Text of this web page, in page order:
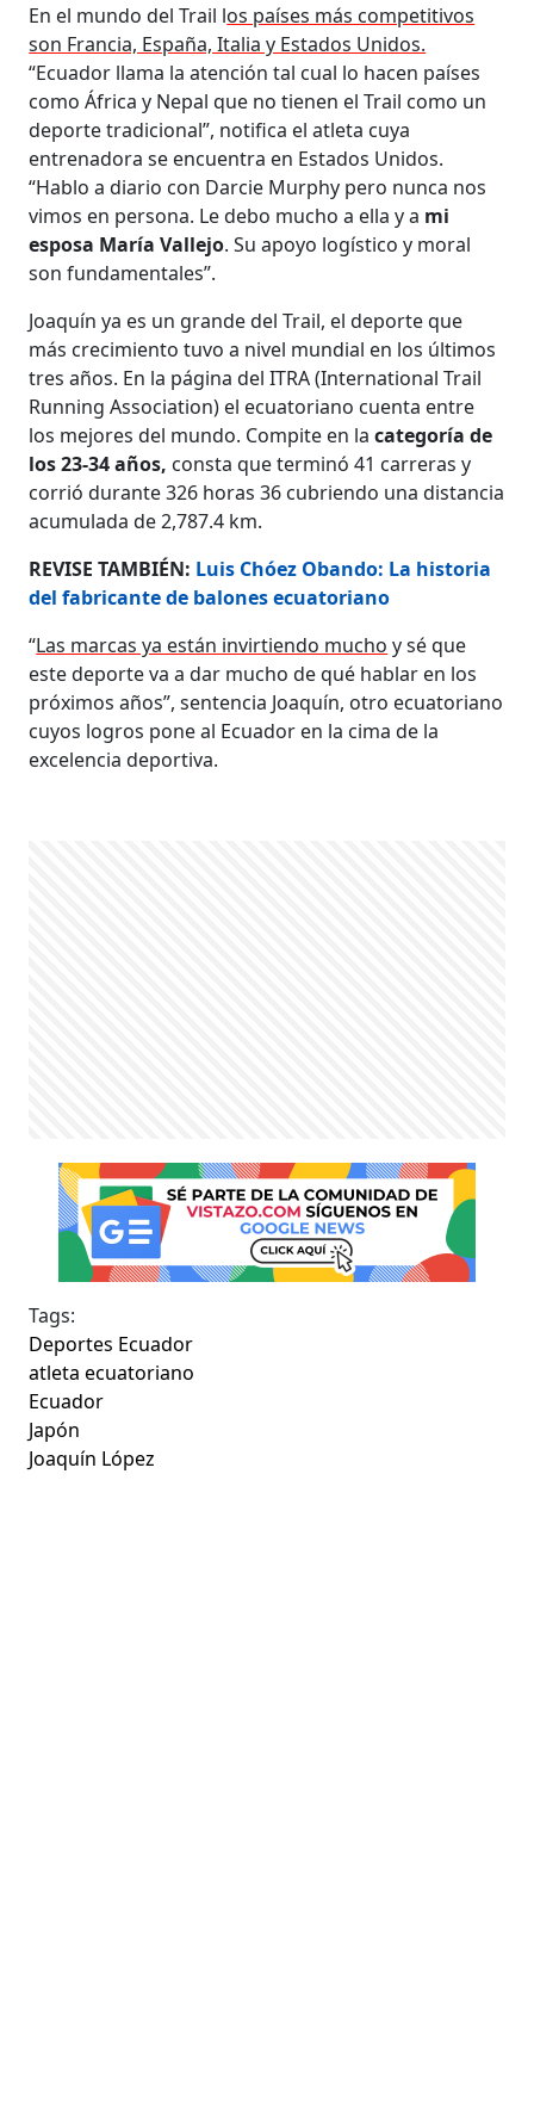
En el mundo del Trail los países más competitivos
son Francia, España, Italia y Estados Unidos.
“Ecuador llama la atención tal cual lo hacen países
como África y Nepal que no tienen el Trail como un
deporte tradicional”, notifica el atleta cuya
entrenadora se encuentra en Estados Unidos.
“Hablo a diario con Darcie Murphy pero nunca nos
vimos en persona. Le debo mucho a ella y a mi
esposa María Vallejo. Su apoyo logístico y moral
son fundamentales”.
Joaquín ya es un grande del Trail, el deporte que
más crecimiento tuvo a nivel mundial en los últimos
tres años. En la página del ITRA (International Trail
Running Association) el ecuatoriano cuenta entre
los mejores del mundo. Compite en lacategoría de
los 23-34 años, consta que terminó 41 carreras y
corrió durante 326 horas 36 cubriendo una distancia
acumulada de 2,787.4 km.
REVISE TAMBIÉN: Luis Chóez Obando: La historia
del fabricante de balones ecuatoriano
“Las marcas ya están invirtiendo mucho y sé que
este deporte va a dar mucho de qué hablar en los
próximos años”, sentencia Joaquín, otro ecuatoriano
cuyos logros pone al Ecuador en la cima de la
excelencia deportiva.
Tags:
Deportes Ecuador
atleta ecuatoriano
Ecuador
Japón
Joaquín López